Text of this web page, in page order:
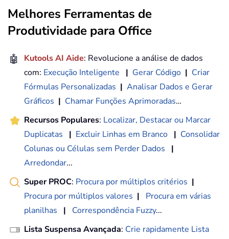
Melhores Ferramentas de
Produtividade para Office
🤖 Kutools AI Aide: Revolucione a análise de dados
com: Execução Inteligente | Gerar Código | Criar
Fórmulas Personalizadas | Analisar Dados e Gerar
Gráficos | Chamar Funções Aprimoradas…
Recursos Populares: Localizar, Destacar ou Marcar
Duplicatas
| Excluir Linhas em Branco | Consolidar
Colunas ou Células sem Perder Dados
|
Arredondar...
Super PROC: Procura por múltiplos critérios |
Procura por múltiplos valores |
Procura em várias
planilhas
| Correspondência Fuzzy...
Lista Suspensa Avançada: Crie rapidamente Lista